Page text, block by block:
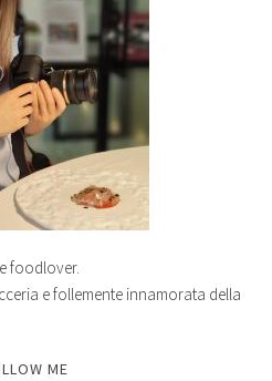
foodlover.
e follemente innamorata della
ME